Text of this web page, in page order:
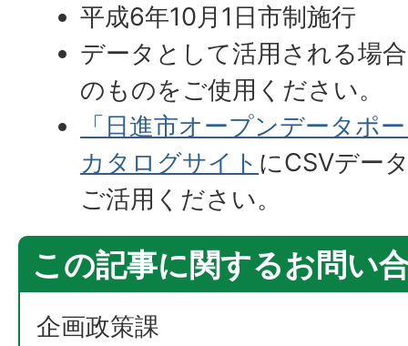
平成6年10月1日市制施行
データとして活用される場
のものをご使用ください。
「日進市オープンデータポ
カタログサイト にCSVデー
ご活用ください。
この記事に関するお問い
企画政策課